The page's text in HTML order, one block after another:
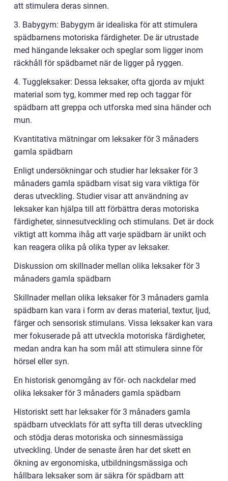
att stimulera deras sinnen.
3. Babygym: Babygym är idealiska för att stimulera
spädbarnens motoriska färdigheter. De är utrustade
med hängande leksaker och speglar som ligger inom
räckhåll för spädbarnet när de ligger på ryggen.
4. Tuggleksaker: Dessa leksaker, ofta gjorda av mjukt
material som tyg, kommer med rep och taggar för
spädbarn att greppa och utforska med sina händer och
mun.
Kvantitativa mätningar om leksaker för 3 månaders
gamla spädbarn
Enligt undersökningar och studier har leksaker för 3
månaders gamla spädbarn visat sig vara viktiga för
deras utveckling. Studier visar att användning av
leksaker kan hjälpa till att förbättra deras motoriska
färdigheter, sinnesutveckling och stimulans. Det är dock
viktigt att komma ihåg att varje spädbarn är unikt och
kan reagera olika på olika typer av leksaker.
Diskussion om skillnader mellan olika leksaker för 3
månaders gamla spädbarn
Skillnader mellan olika leksaker för 3 månaders gamla
spädbarn kan vara i form av deras material, textur, ljud,
färger och sensorisk stimulans. Vissa leksaker kan vara
mer fokuserade på att utveckla motoriska färdigheter,
medan andra kan ha som mål att stimulera sinne för
hörsel eller syn.
En historisk genomgång av för- och nackdelar med
olika leksaker för 3 månaders gamla spädbarn
Historiskt sett har leksaker för 3 månaders gamla
spädbarn utvecklats för att syfta till deras utveckling
och stödja deras motoriska och sinnesmässiga
utveckling. Under de senaste åren har det skett en
ökning av ergonomiska, utbildningsmässiga och
hållbara leksaker som är säkra för spädbarn att